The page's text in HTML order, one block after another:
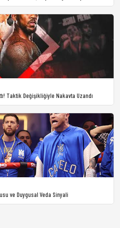
Taktik Değişikliğiyle Nakavta Uzandı
ve Duygusal Veda Sinyali